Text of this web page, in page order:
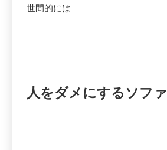
世間的には
人をダメにするソファ